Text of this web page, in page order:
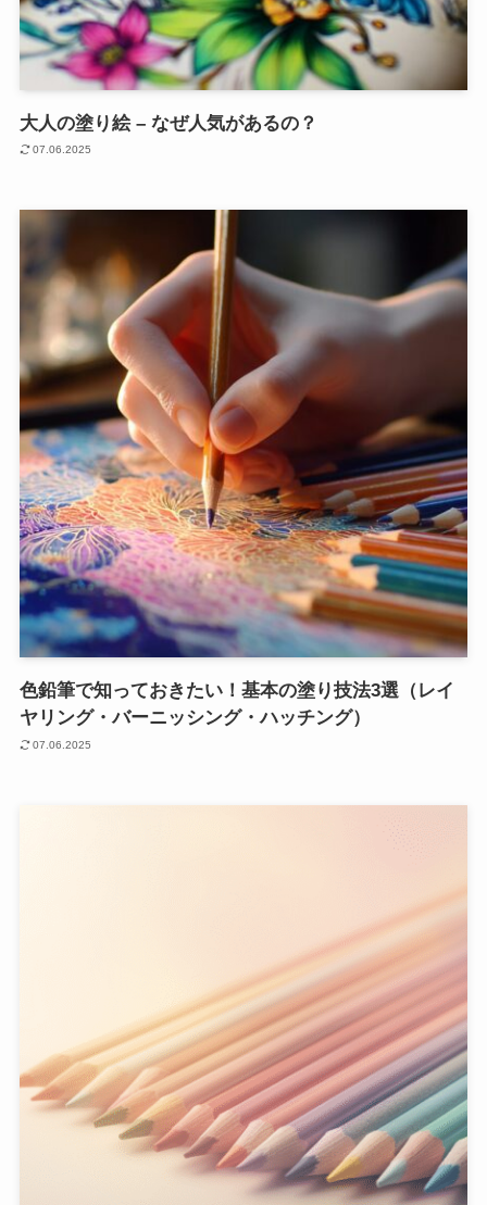
大人の塗り絵 – なぜ人気があるの？
07.06.2025
色鉛筆で知っておきたい！基本の塗り技法3選（レイ
ヤリング・バーニッシング・ハッチング）
07.06.2025